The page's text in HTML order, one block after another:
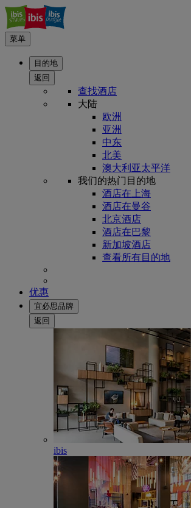
菜单
目的地
返回
查找酒店
大陆
欧洲
亚洲
中东
北美
澳大利亚太平洋
我们的热门目的地
酒店在上海
酒店在曼谷
北京酒店
酒店在巴黎
新加坡酒店
查看所有目的地
优惠
宜必思品牌
返回
ibis